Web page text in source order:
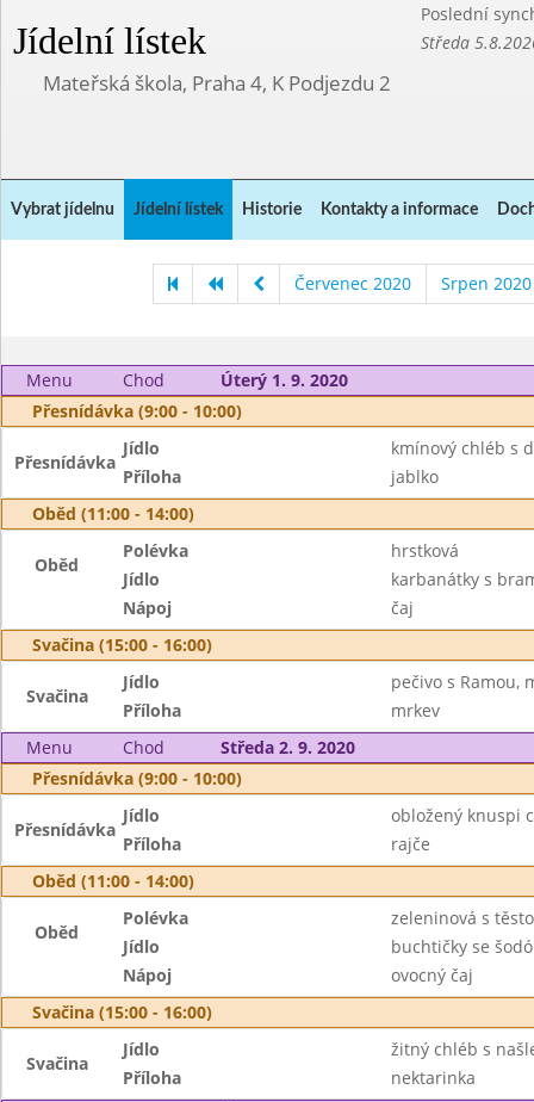
Jídelní lístek
Poslední
Středa
Mateřská škola, Praha 4, K Podjezdu 2
Vybrat jídelnu Jídelní lístek Historie Kontakty a informace
Červenec 2020 Srpen 2020
Menu Chod
Úterý 1. 9. 2020
Přesnídávka (9:00 - 10:00)
Přesnídávka
Jídlo
kmínový chléb s
Příloha
jablko
Oběd (11:00 - 14:00)
Oběd
Polévka
hrstková
Jídlo
karbanátky s
Nápoj
čaj
Svačina (15:00 - 16:00)
Svačina
Jídlo
pečivo s Ramou,
Příloha
mrkev
Menu
Chod
Středa 2. 9. 2020
Přesnídávka (9:00 - 10:00)
Přesnídávka
Jídlo
obložený knuspi
Příloha
rajče
Oběd (11:00 - 14:00)
Oběd
Polévka
zeleninová s
Jídlo
buchtičky se šodó
Nápoj
ovocný čaj
Svačina (15:00 - 16:00)
Svačina
Jídlo
žitný chléb s
Příloha
nektarinka